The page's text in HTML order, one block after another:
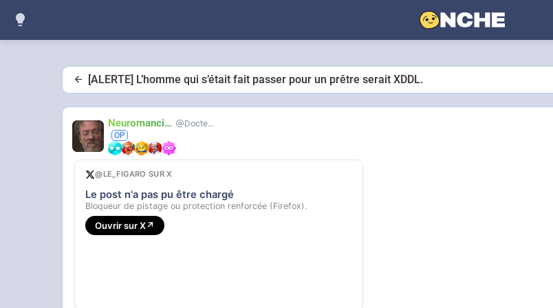
[ALERTE] L’homme qui s’était fait passer pour un prêtre serait XDDL.
Neuromancien Docteur-Lulu
@LE_FIGARO SUR X
Le post n'a pas pu être chargé
Bloqueur de pistage ou protection renforcée (Firefox).
Ouvrir sur X↗